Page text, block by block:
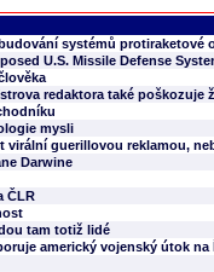
systémů protiraketové
U.S. Missile Defense
redaktora také poškozuje
mysli
virální guerillovou reklamou,
Darwine
ČLR
tam totiž lidé
americký vojenský útok na